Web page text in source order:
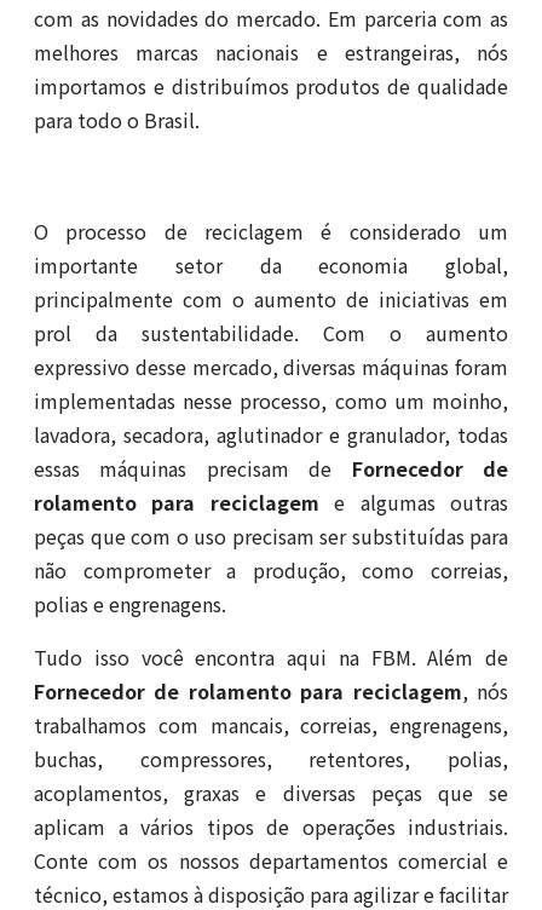
com as novidades do mercado. Em parceria com as
melhores marcas nacionais e estrangeiras, nós
importamos e distribuímos produtos de qualidade
para todo o Brasil.
O processo de reciclagem é considerado um
importante setor da economia global,
principalmente com o aumento de iniciativas em
prol da sustentabilidade. Com o aumento
expressivo desse mercado, diversas máquinas foram
implementadas nesse processo, como um moinho,
lavadora, secadora, aglutinador e granulador, todas
essas máquinas precisam de Fornecedor de
rolamento para reciclagem e algumas outras
peças que com o uso precisam ser substituídas para
não comprometer a produção, como correias,
polias e engrenagens.
Tudo isso você encontra aqui na FBM. Além de
Fornecedor de rolamento para reciclagem, nós
trabalhamos com mancais, correias, engrenagens,
buchas, compressores, retentores, polias,
acoplamentos, graxas e diversas peças que se
aplicam a vários tipos de operações industriais.
Conte com os nossos departamentos comercial e
técnico, estamos à disposição para agilizar e facilitar